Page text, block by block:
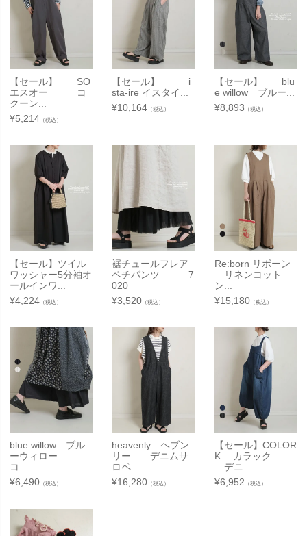
【セール】 SO
エスオー コ
クーン...
¥5,214 （税込）
【セール】 i
sta-ire イスタイ...
¥10,164 （税込）
【セール】 blu
e willow ブルー...
¥8,893 （税込）
【セール】ツイル
ワッシャー5分袖オ
ールインワ...
¥4,224 （税込）
裾チュールフレア
ペチパンツ 7
020
¥3,520 （税込）
Re:born リボーン
リネンコット
ン...
¥15,180（税込）
blue willow ブル
ーウィロー
コ...
¥6,490 （税込）
heavenly ヘブン
リー デニムサ
ロペ...
¥16,280 （税込）
【セール】COLOR
K カラック
デニ...
¥6,952 （税込）